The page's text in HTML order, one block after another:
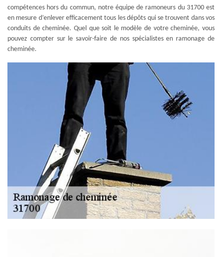
compétences hors du commun, notre équipe de ramoneurs du 31700 est
en mesure d’enlever efficacement tous les dépôts qui se trouvent dans vos
conduits de cheminée. Quel que soit le modèle de votre cheminée, vous
pouvez compter sur le savoir-faire de nos spécialistes en ramonage de
cheminée.